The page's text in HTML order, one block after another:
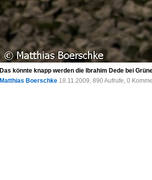
Das könnte knapp werden die Ibrahim Dede bei
Matthias Boerschke 18.11.2009, 890 Aufrufe, 0